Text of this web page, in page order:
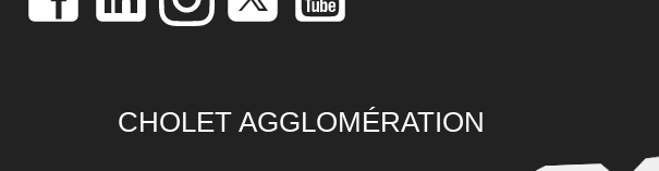
CHOLET AGGLOMÉRATION